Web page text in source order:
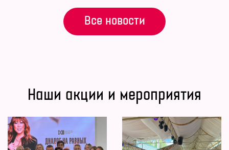
Все новости
Наши акции и мероприятия